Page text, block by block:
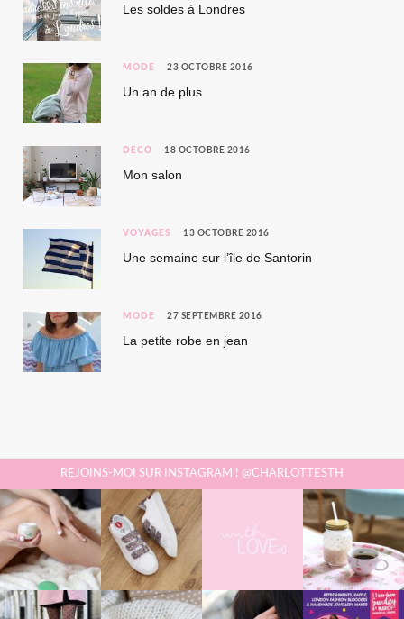
Les soldes à Londres
MODE 23 OCTOBRE 2016
Un an de plus
DÉCO 18 OCTOBRE 2016
Mon salon
VOYAGES 13 OCTOBRE 2016
Une semaine sur l’île de Santorin
MODE 27 SEPTEMBRE 2016
La petite robe en jean
REJOINS-MOI SUR INSTAGRAM ! @CHARLOTTESTH